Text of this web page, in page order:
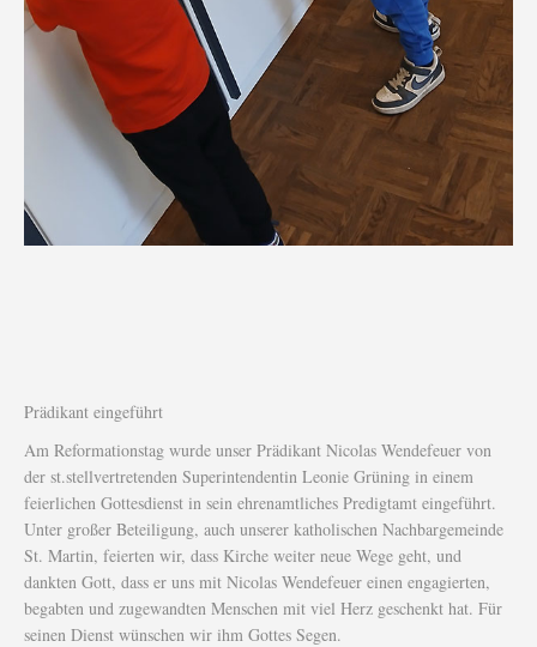
Prädikant eingeführt
Am Reformationstag wurde unser Prädikant Nicolas Wendefeuer von
der st.stellvertretenden Superintendentin Leonie Grüning in einem
feierlichen Gottesdienst in sein ehrenamtliches Predigtamt eingeführt.
Unter großer Beteiligung, auch unserer katholischen Nachbargemeinde
St. Martin, feierten wir, dass Kirche weiter neue Wege geht, und
dankten Gott, dass er uns mit Nicolas Wendefeuer einen engagierten,
begabten und zugewandten Menschen mit viel Herz geschenkt hat. Für
seinen Dienst wünschen wir ihm Gottes Segen.